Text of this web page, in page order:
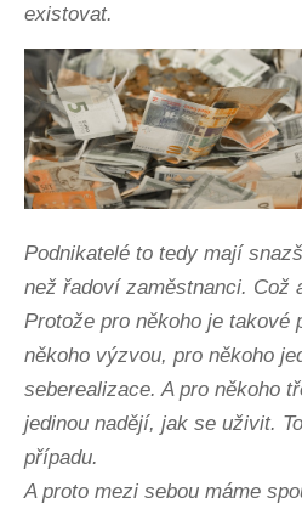
existovat.
Podnikatelé to tedy mají
než řadoví zaměstnanci. Což
Protože pro někoho je takové
někoho výzvou, pro někoho
seberealizace. A pro někoho
jedinou nadějí, jak se uživit.
případu.
A proto mezi sebou máme